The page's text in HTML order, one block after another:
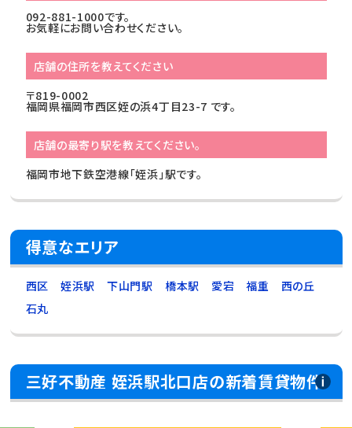
092-881-1000です。
お気軽にお問い合わせください。
店舗の住所を教えてください
〒819-0002
福岡県福岡市西区姪の浜4丁目23-7 です。
店舗の最寄り駅を教えてください。
福岡市地下鉄空港線「姪浜」駅です。
得意なエリア
西区 姪浜駅 下山門駅 橋本駅 愛宕 福重
西の丘
石丸
三好不動産 姪浜駅北口店の新着賃貸物件